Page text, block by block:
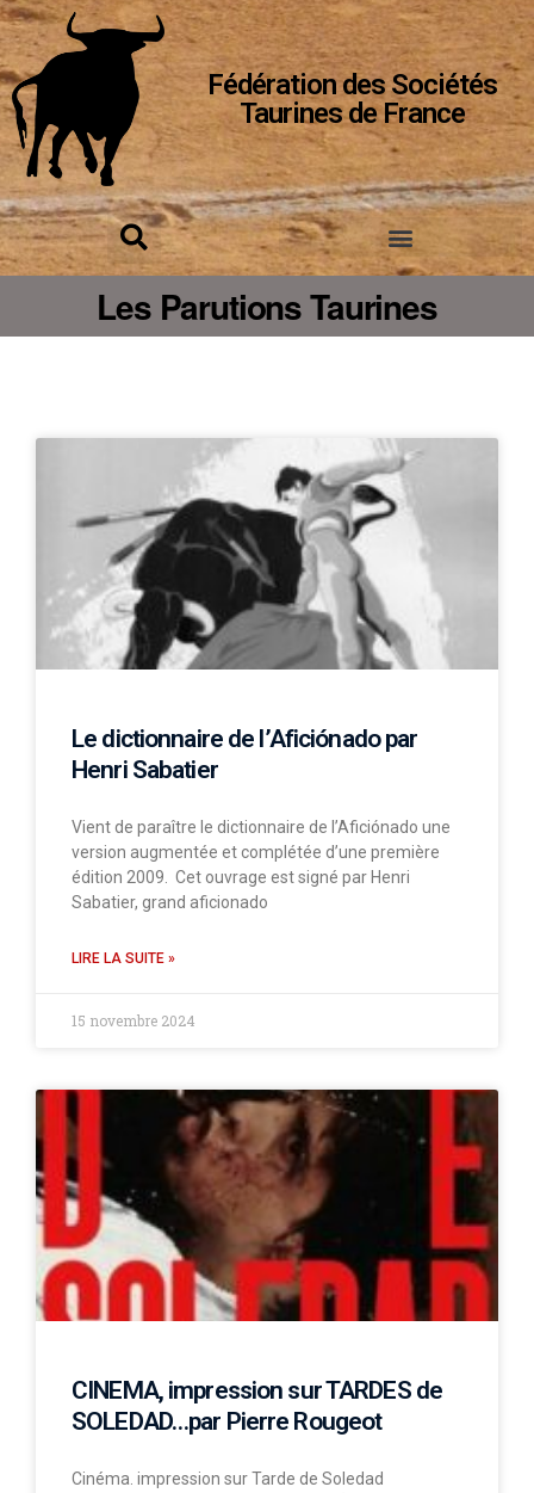
Fédération des Sociétés
Taurines de France
Les Parutions Taurines
Le dictionnaire de l’Aficiónado par
Henri Sabatier
Vient de paraître le dictionnaire de l’Aficiónado une
version augmentée et complétée d’une première
édition 2009. Cet ouvrage est signé par Henri
Sabatier, grand aficionado
LIRE LA SUITE »
15 novembre 2024
CINEMA, impression sur TARDES de
SOLEDAD…par Pierre Rougeot
Cinéma. impression sur Tarde de Soledad